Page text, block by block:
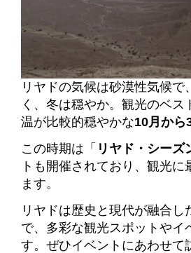
リヤドの気候は砂漠性気候で
く、冬は穏やか。観光のベス
温が比較的穏やかな10月から
この時期は「 リヤド・シーズ
トも開催されており、観光に
ます。
リヤドは歴史と現代が融合し
で、多彩な観光スポットやイ
す。ぜひイベントにあわせて